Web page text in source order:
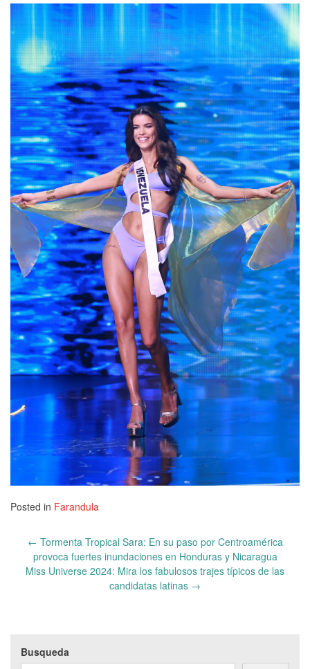
Posted in Farandula
Post
navigation
← Tormenta Tropical Sara: En su paso por Centroamérica
provoca fuertes inundaciones en Honduras y Nicaragua
Miss Universe 2024: Mira los fabulosos trajes típicos de las
candidatas latinas →
Busqueda